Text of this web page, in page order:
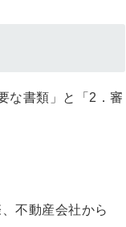
な書類」と「2．審
不動産会社から